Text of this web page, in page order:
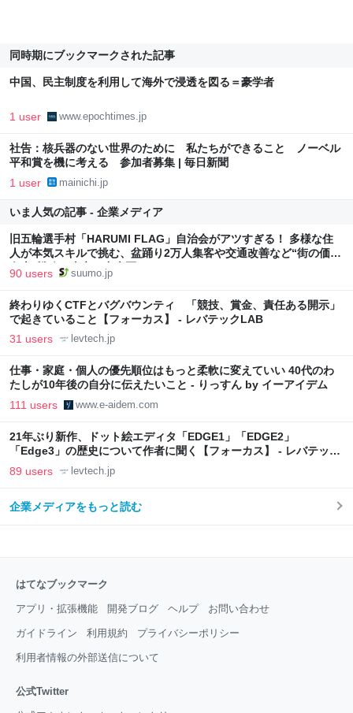
同時期にブックマークされた記事
中国、民主制度を利用して海外で浸透を図る＝豪学者
1 user www.epochtimes.jp
社告：核兵器のない世界のために 私たちができること ノーベル
平和賞を機に考える 参加者募集 | 毎日新聞
1 user mainichi.jp
いま人気の記事 - 企業メディア
旧五輪選手村「HARUMI FLAG」自治会がアツすぎる！ 多様な住
人が本気スキルで挑む、盆踊り2万人集客や交通改善など“街の価値
向上”戦略 東京・中央区
90 users suumo.jp
終わりゆくCTFとバグバウンティ 「競技、賞金、責任ある開示」
で起きていること【フォーカス】 - レバテックLAB
31 users levtech.jp
仕事・家庭・個人の優先順位はもっと柔軟に変えていい 40代のわ
たしが10年後の自分に伝えたいこと - りっすん by イーアイデム
111 users www.e-aidem.com
21年ぶり新作、ドット絵エディタ「EDGE1」「EDGE2」
「Edge3」の歴史について作者に聞く【フォーカス】 - レバテック
LAB
89 users levtech.jp
企業メディアをもっと読む
はてなブックマーク
アプリ・拡張機能 開発ブログ ヘルプ お問い合わせ
ガイドライン 利用規約 プライバシーポリシー
利用者情報の外部送信について
公式Twitter